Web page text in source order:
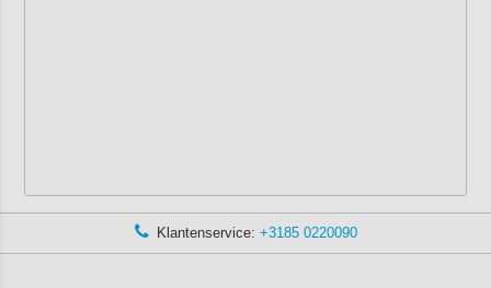
Klantenservice: +3185 0220090